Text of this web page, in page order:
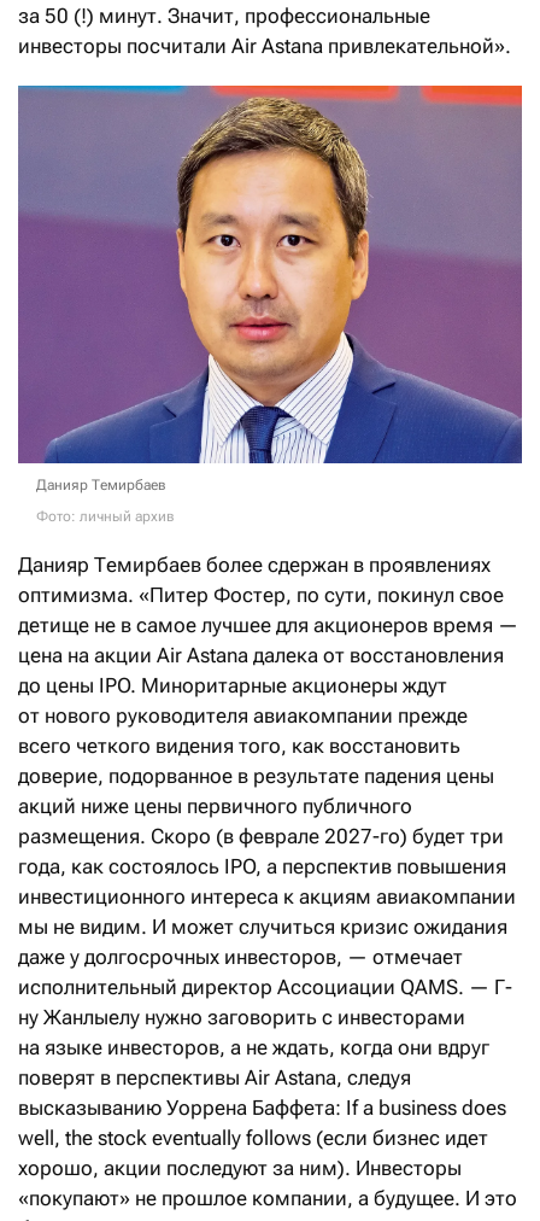
за 50 (!) минут. Значит, профессиональные
инвесторы посчитали Air Astana привлекательной».
Данияр Темирбаев
Фото: личный архив
Данияр Темирбаев более сдержан в проявлениях
оптимизма. «Питер Фостер, по сути, покинул свое
детище не в самое лучшее для акционеров время —
цена на акции Air Astana далека от восстановления
до цены IPO. Миноритарные акционеры ждут
от нового руководителя авиакомпании прежде
всего четкого видения того, как восстановить
доверие, подорванное в результате падения цены
акций ниже цены первичного публичного
размещения. Скоро (в феврале 2027-го) будет три
года, как состоялось IPO, а перспектив повышения
инвестиционного интереса к акциям авиакомпании
мы не видим. И может случиться кризис ожидания
даже у долгосрочных инвесторов, — отмечает
исполнительный директор Ассоциации QAMS. — Г-
ну Жанлыелу нужно заговорить с инвесторами
на языке инвесторов, а не ждать, когда они вдруг
поверят в перспективы Air Astana, следуя
высказыванию Уоррена Баффета: If a business does
well, the stock eventually follows (если бизнес идет
хорошо, акции последуют за ним). Инвесторы
«покупают» не прошлое компании, а будущее. И это